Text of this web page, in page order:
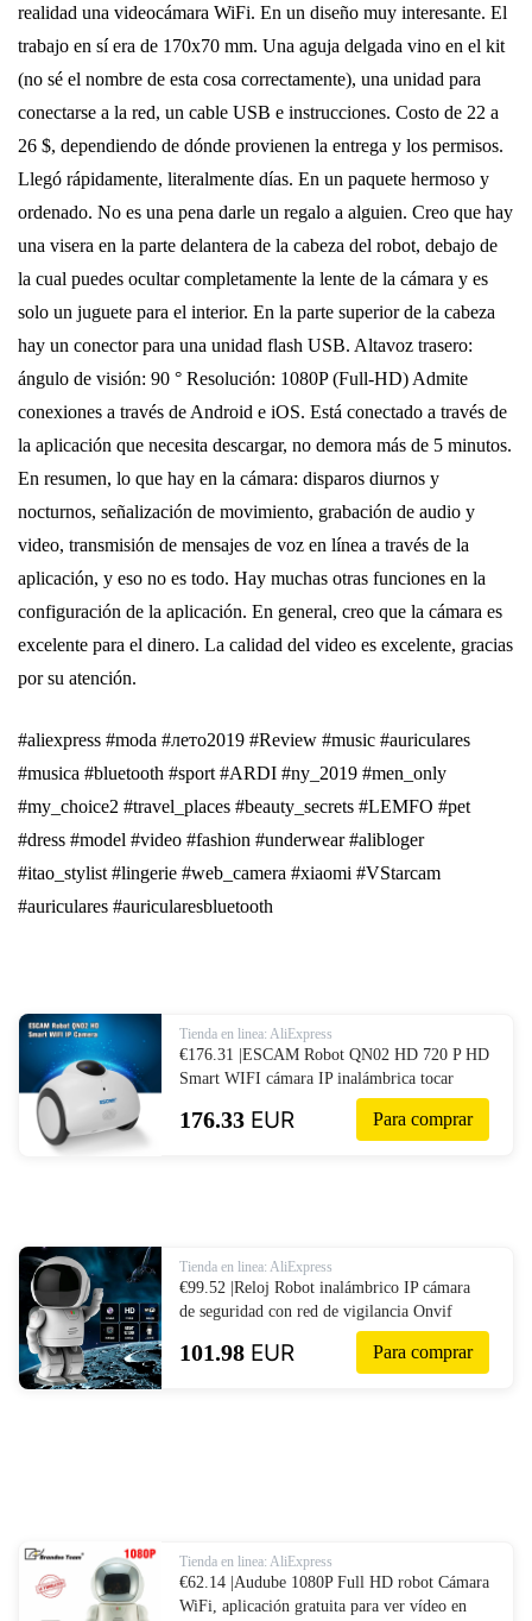
realidad una videocámara WiFi. En un diseño muy interesante. El
trabajo en sí era de 170x70 mm. Una aguja delgada vino en el kit
(no sé el nombre de esta cosa correctamente), una unidad para
conectarse a la red, un cable USB e instrucciones. Costo de 22 a
26 $, dependiendo de dónde provienen la entrega y los permisos.
Llegó rápidamente, literalmente días. En un paquete hermoso y
ordenado. No es una pena darle un regalo a alguien. Creo que hay
una visera en la parte delantera de la cabeza del robot, debajo de
la cual puedes ocultar completamente la lente de la cámara y es
solo un juguete para el interior. En la parte superior de la cabeza
hay un conector para una unidad flash USB. Altavoz trasero:
ángulo de visión: 90 ° Resolución: 1080P (Full-HD) Admite
conexiones a través de Android e iOS. Está conectado a través de
la aplicación que necesita descargar, no demora más de 5 minutos.
En resumen, lo que hay en la cámara: disparos diurnos y
nocturnos, señalización de movimiento, grabación de audio y
video, transmisión de mensajes de voz en línea a través de la
aplicación, y eso no es todo. Hay muchas otras funciones en la
configuración de la aplicación. En general, creo que la cámara es
excelente para el dinero. La calidad del video es excelente, gracias
por su atención.
#aliexpress #moda #лето2019 #Review #music #auriculares
#musica #bluetooth #sport #ARDI #ny_2019 #men_only
#my_choice2 #travel_places #beauty_secrets #LEMFO #pet
#dress #model #video #fashion #underwear #alibloger
#itao_stylist #lingerie #web_camera #xiaomi #VStarcam
#auriculares #auricularesbluetooth
Tienda en linea: AliExpress
€176.31 |ESCAM Robot QN02 HD 720 P HD
Smart WIFI cámara IP inalámbrica tocar
interacción bebé Monitor soporte
bidireccionales de Audio APP control-in
176.33 EUR Para comprar
Tienda en linea: AliExpress
€99.52 |Reloj Robot inalámbrico IP cámara
de seguridad con red de vigilancia Onvif
WiFi CCTV cámara para Monitor de bebé
Control remoto del hogar-in Cámaras de
101.98 EUR Para comprar
Tienda en linea: AliExpress
€62.14 |Audube 1080P Full HD robot Cámara
WiFi, aplicación gratuita para ver vídeo en